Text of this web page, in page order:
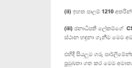
(ii) ඉහත පාලම් 1210
(iii) ජනාධිපති ලේකම්ගේ
ස්ථාන හඳුනා ගැනීම මෙම
එහිදී සියලුම ගරු
ප්‍රමුඛතා ගත කර මෙම